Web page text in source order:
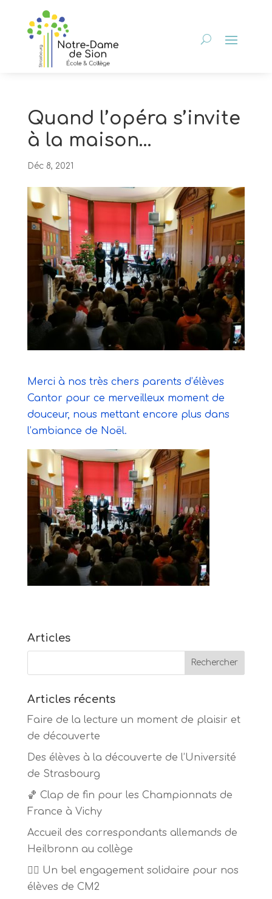
Quand l’opéra s’invite
à la maison…
Déc 8, 2021
Merci à nos très chers parents d’élèves
Cantor pour ce merveilleux moment de
douceur, nous mettant encore plus dans
l’ambiance de Noël.
Articles
Articles récents
Faire de la lecture un moment de plaisir et
de découverte
Des élèves à la découverte de l’Université
de Strasbourg
🏀 Clap de fin pour les Championnats de
France à Vichy
Accueil des correspondants allemands de
Heilbronn au collège
🏃‍♂️ Un bel engagement solidaire pour nos
élèves de CM2